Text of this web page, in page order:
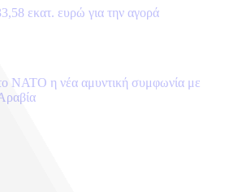
εκατ. ευρώ για την αγορά
ΝΑΤΟ η νέα αμυντική συμφωνία με